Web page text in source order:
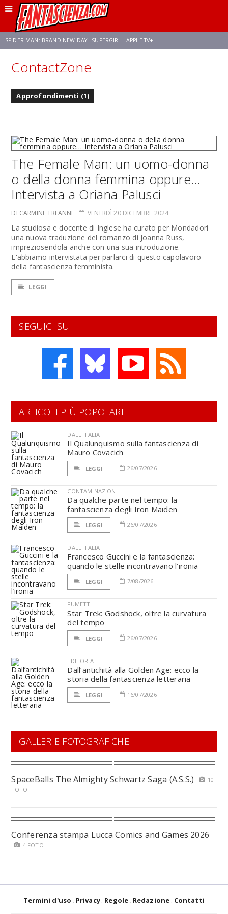
SPIDER-MAN: BRAND NEW DAY SUPERGIRL APPLE TV+
FRANCO RICCIARDIELLO ZENDAYA
ContactZone
Approfondimenti (1)
The Female Man: un uomo-donna
o della donna femmina oppure…
Intervista a Oriana Palusci
DI CARMINE TREANNI VENERDÌ 20 DICEMBRE 2024
La studiosa e docente di Inglese ha curato per Mondadori
una nuova traduzione del romanzo di Joanna Russ,
impreziosendola anche con una sua introduzione.
L'abbiamo intervistata per parlarci di questo capolavoro
della fantascienza femminista.
LEGGI
SEGUICI SU
ARTICOLI PIÙ POPOLARI
DALL'ITALIA
Il Qualunquismo sulla fantascienza di
Mauro Covacich
LEGGI 26/07/2026
CONTAMINAZIONI
Da qualche parte nel tempo: la
fantascienza degli Iron Maiden
LEGGI 26/07/2026
DALL'ITALIA
Francesco Guccini e la fantascienza:
quando le stelle incontravano l’ironia
LEGGI 7/08/2026
FUMETTI
Star Trek: Godshock, oltre la curvatura
del tempo
LEGGI 26/07/2026
EDITORIA
Dall’antichità alla Golden Age: ecco la
storia della fantascienza letteraria
LEGGI 16/07/2026
GALLERIE FOTOGRAFICHE
SpaceBalls The Almighty Schwartz Saga (A.S.S.)
10
FOTO
Conferenza stampa Lucca Comics and Games 2026
4 FOTO
Termini d'uso Privacy Regole Redazione Contatti